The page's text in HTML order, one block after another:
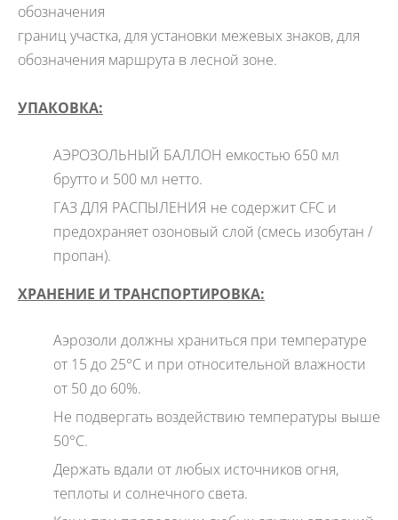
обозначения
границ участка, для установки межевых знаков, для
обозначения маршрута в лесной зоне.
УПАКОВКА:
АЭРОЗОЛЬНЫЙ БАЛЛОН емкостью 650 мл
брутто и 500 мл нетто.
ГАЗ ДЛЯ РАСПЫЛЕНИЯ не содержит CFС и
предохраняет озоновый слой (смесь изобутан /
пропан).
ХРАНЕНИЕ И ТРАНСПОРТИРОВКА:
Аэрозоли должны храниться при температуре
от 15 до 25°C и при относительной влажности
от 50 до 60%.
Не подвергать воздействию температуры выше
50°C.
Держать вдали от любых источников огня,
теплоты и солнечного света.